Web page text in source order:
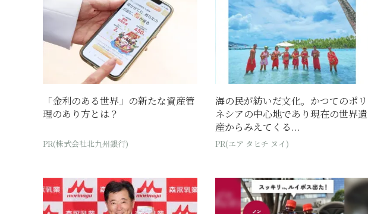
「金利のある世界」の新たな資産管
理のあり方とは？
PR(株式会社北九州銀行)
海の民が紡いだ文化。かつてのポリ
ネシアの中心地であり現在の世界遺
産からみえてくる...
PR(エア タヒチ ヌイ)